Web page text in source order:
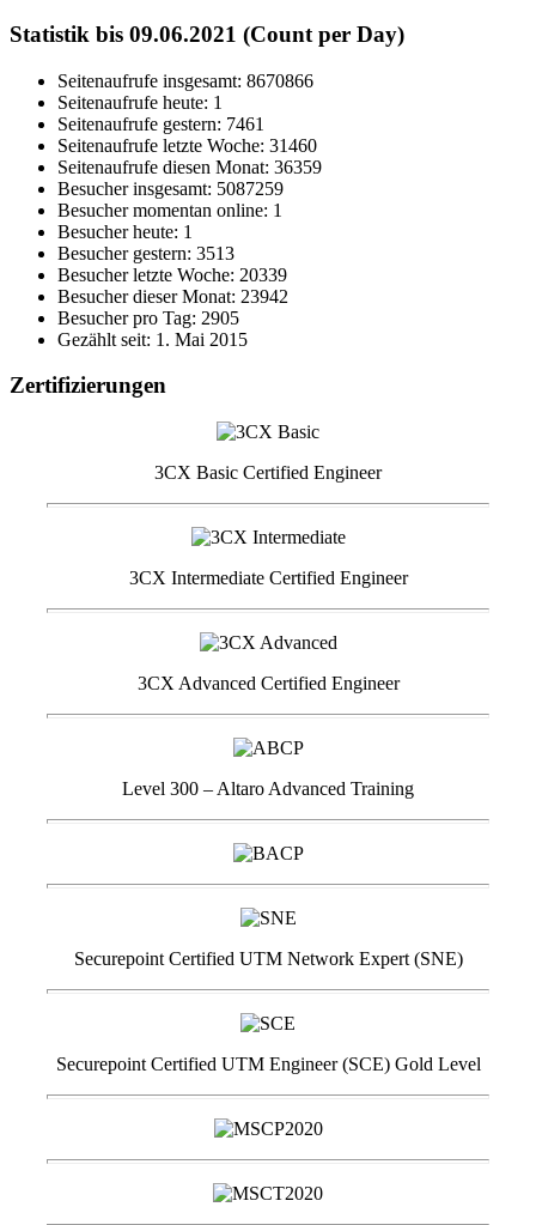
Statistik bis 09.06.2021 (Count per Day)
Seitenaufrufe insgesamt: 8670866
Seitenaufrufe heute: 1
Seitenaufrufe gestern: 7461
Seitenaufrufe letzte Woche: 31460
Seitenaufrufe diesen Monat: 36359
Besucher insgesamt: 5087259
Besucher momentan online: 1
Besucher heute: 1
Besucher gestern: 3513
Besucher letzte Woche: 20339
Besucher dieser Monat: 23942
Besucher pro Tag: 2905
Gezählt seit: 1. Mai 2015
Zertifizierungen
3CX Basic Certified Engineer
3CX Intermediate Certified Engineer
3CX Advanced Certified Engineer
Level 300 – Altaro Advanced Training
Securepoint Certified UTM Network Expert (SNE)
Securepoint Certified UTM Engineer (SCE) Gold Level